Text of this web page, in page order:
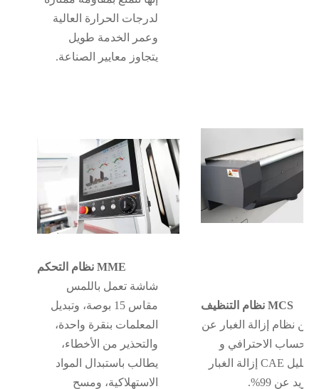
لدرجات الحرارة العالية
وعمر الخدمة طويل
يتجاوز معايير الصناعة.
نظام التحكم MME
شاشة تعمل باللمس
مقاس 15 بوصة، وتبديل
المعلمات بنقرة واحدة،
والتحذير من الأخطاء،
يطالب باستبدال المواد
الاستهلاكية، ومسح
نظام التنظيف MCS
نظام إزالة الغبار عن
الاحترافي و
يضمن تحليل CAE إزالة الغبار
تزيد عن 99%.